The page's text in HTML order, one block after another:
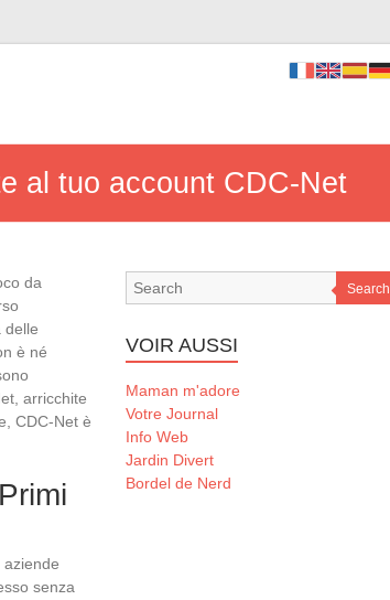
al tuo account CDC-Net
da
delle
è né
arricchite
CDC-Net è
senza
Search
VOIR AUSSI
Maman m'adore
Votre Journal
Info Web
Jardin Divert
Bordel de Nerd